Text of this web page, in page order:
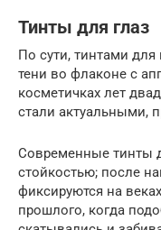
Тинты для глаз
По сути, тинтами
тени во флаконе с
косметичках лет
стали актуальными,
Современные тинты
стойкостью; после
фиксируются на
прошлого, когда